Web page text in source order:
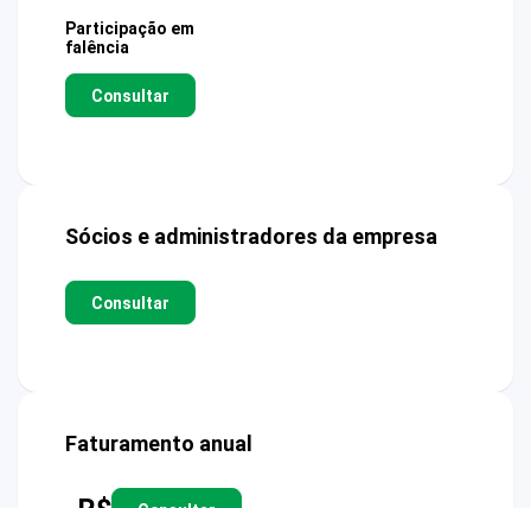
Participação em
falência
Consultar
Sócios e administradores da empresa
Consultar
Faturamento anual